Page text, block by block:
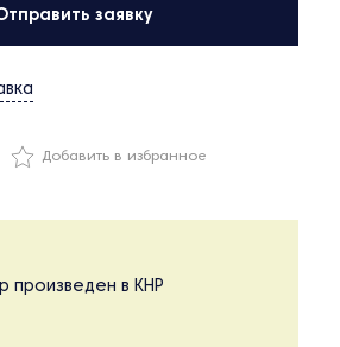
заявку
Добавить в избранное
произведен в КНР